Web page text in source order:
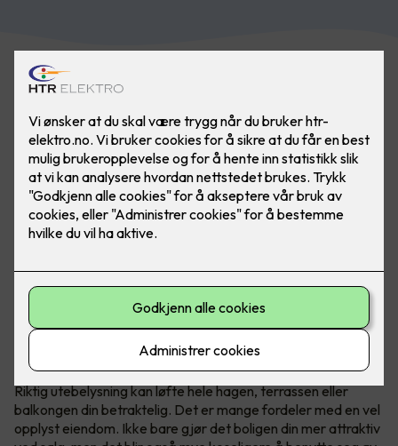
Løft hele uteplassen med riktig lys
Riktig utebelysning kan løfte hele hagen, terrassen eller
balkongen din betraktelig. Det er mange fordeler med en vel
opplyst eiendom. Ikke bare gjør det boligen din mer attraktiv